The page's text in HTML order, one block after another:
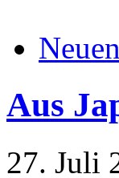
Aus
27. Juli